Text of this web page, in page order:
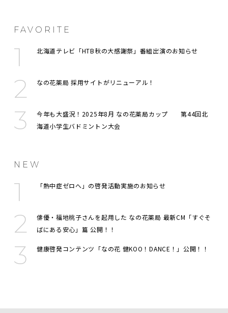
FAVORITE
北海道テレビ「HTB秋の大感謝祭」番組出演のお知らせ
なの花薬局 採用サイトがリニューアル！
今年も大盛況！2025年8月 なの花薬局カップ 第44回北
海道小学生バドミントン大会
NEW
「熱中症ゼロへ」の啓発活動実施のお知らせ
俳優・福地桃子さんを起用した なの花薬局 最新CM「すぐそ
ばにある安心」篇 公開！！
健康啓発コンテンツ「なの花 健KOO！DANCE！」公開！！